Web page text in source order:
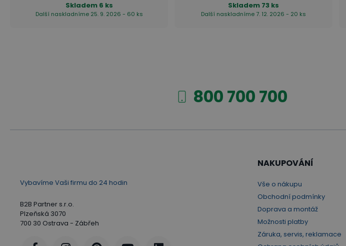
Skladem 6 ks
Další naskladníme 25. 9. 2026 - 60 ks
Skladem 73 ks
Další naskladníme 7. 12. 2026 - 20 ks
800 700 700
Vybavíme Vaši firmu do 24 hodin
B2B Partner s.r.o.
Plzeňská 3070
700 30 Ostrava - Zábřeh
NAKUPOVÁNÍ
Vše o nákupu
Obchodní podmínky
Doprava a montáž
Možnosti platby
Záruka, servis, reklamace